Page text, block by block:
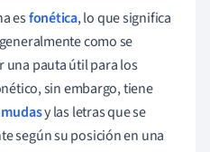
esfonética, lo que significa
como se
una pauta útil para los
sin embargo, tiene
y las letras que se
según su posición en una